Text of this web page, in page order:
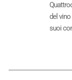
del
suoi